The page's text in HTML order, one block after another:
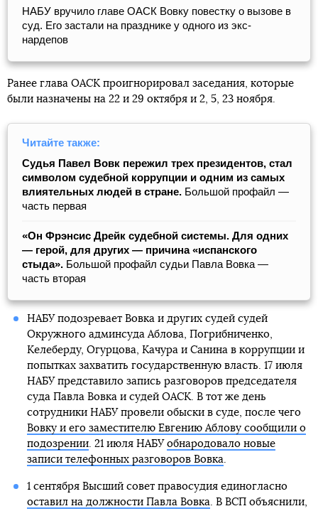
НАБУ вручило главе ОАСК Вовку повестку о вызове в
суд. Его застали на празднике у одного из экс-
нардепов
Ранее глава ОАСК проигнорировал заседания, которые
были назначены на 22 и 29 октября и 2, 5, 23 ноября.
Читайте также:
Судья Павел Вовк пережил трех президентов, стал
символом судебной коррупции и одним из самых
влиятельных людей в стране. Большой профайл —
часть первая
«Он Фрэнсис Дрейк судебной системы. Для одних
— герой, для других — причина «испанского
стыда». Большой профайл судьи Павла Вовка —
часть вторая
НАБУ подозревает Вовка и других судей судей
Окружного админсуда Аблова, Погрибниченко,
Келеберду, Огурцова, Качура и Санина в коррупции и
попытках захватить государственную власть. 17 июля
НАБУ представило запись разговоров председателя
суда Павла Вовка и судей ОАСК. В тот же день
сотрудники НАБУ провели обыски в суде, после чего
Вовку и его заместителю Евгению Аблову сообщили о
подозрении. 21 июля НАБУ обнародовало новые
записи телефонных разговоров Вовка.
1 сентября Высший совет правосудия единогласно
оставил на должности Павла Вовка. В ВСП объяснили,